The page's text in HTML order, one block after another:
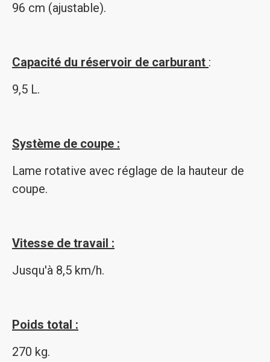
96 cm (ajustable).
Capacité du réservoir de carburant :
9,5 L.
Système de coupe :
Lame rotative avec réglage de la hauteur de
coupe.
Vitesse de travail :
Jusqu'à 8,5 km/h.
Poids total :
270 kg.